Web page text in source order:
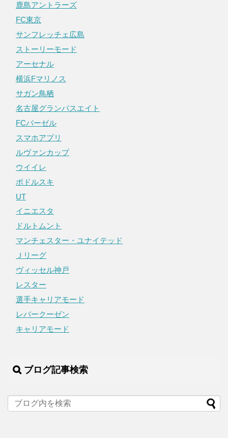
鹿島アントラーズ
FC東京
サンフレッチェ広島
ストーリーモード
アーセナル
横浜Fマリノス
サガン鳥栖
名古屋グランパスエイト
FCバーゼル
スマホアプリ
ルヴァンカップ
ウイイレ
ポドルスキ
UT
イニエスタ
ドルトムント
マンチェスター・ユナイテッド
Ｊリーグ
ヴィッセル神戸
レスター
選手キャリアモード
レバークーゼン
キャリアモード
ブログ記事検索